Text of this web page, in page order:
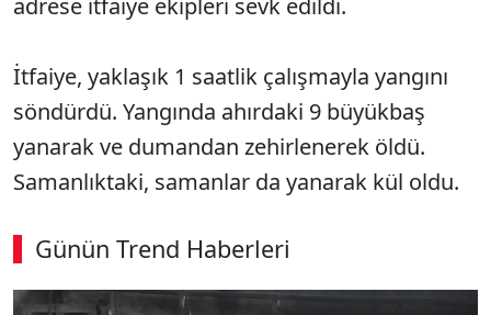
adrese itfaiye ekipleri sevk edildi.
İtfaiye, yaklaşık 1 saatlik çalışmayla yangını
söndürdü. Yangında ahırdaki 9 büyükbaş
yanarak ve dumandan zehirlenerek öldü.
Samanlıktaki, samanlar da yanarak kül oldu.
Günün Trend Haberleri
SÖZCÜ SON DAKİKA